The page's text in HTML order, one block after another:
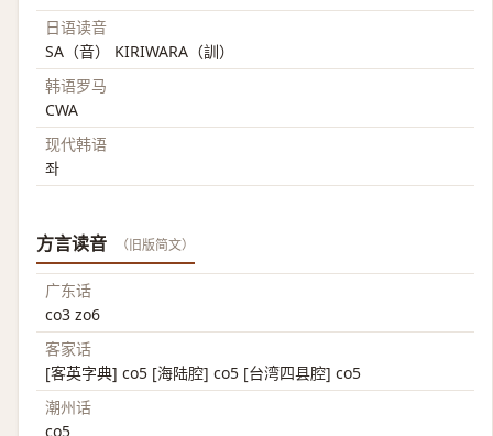
日语读音
SA（音） KIRIWARA（訓）
韩语罗马
CWA
现代韩语
좌
方言读音 （旧版简文）
广东话
co3 zo6
客家话
[客英字典] co5 [海陆腔] co5 [台湾四县腔] co5
潮州话
co5